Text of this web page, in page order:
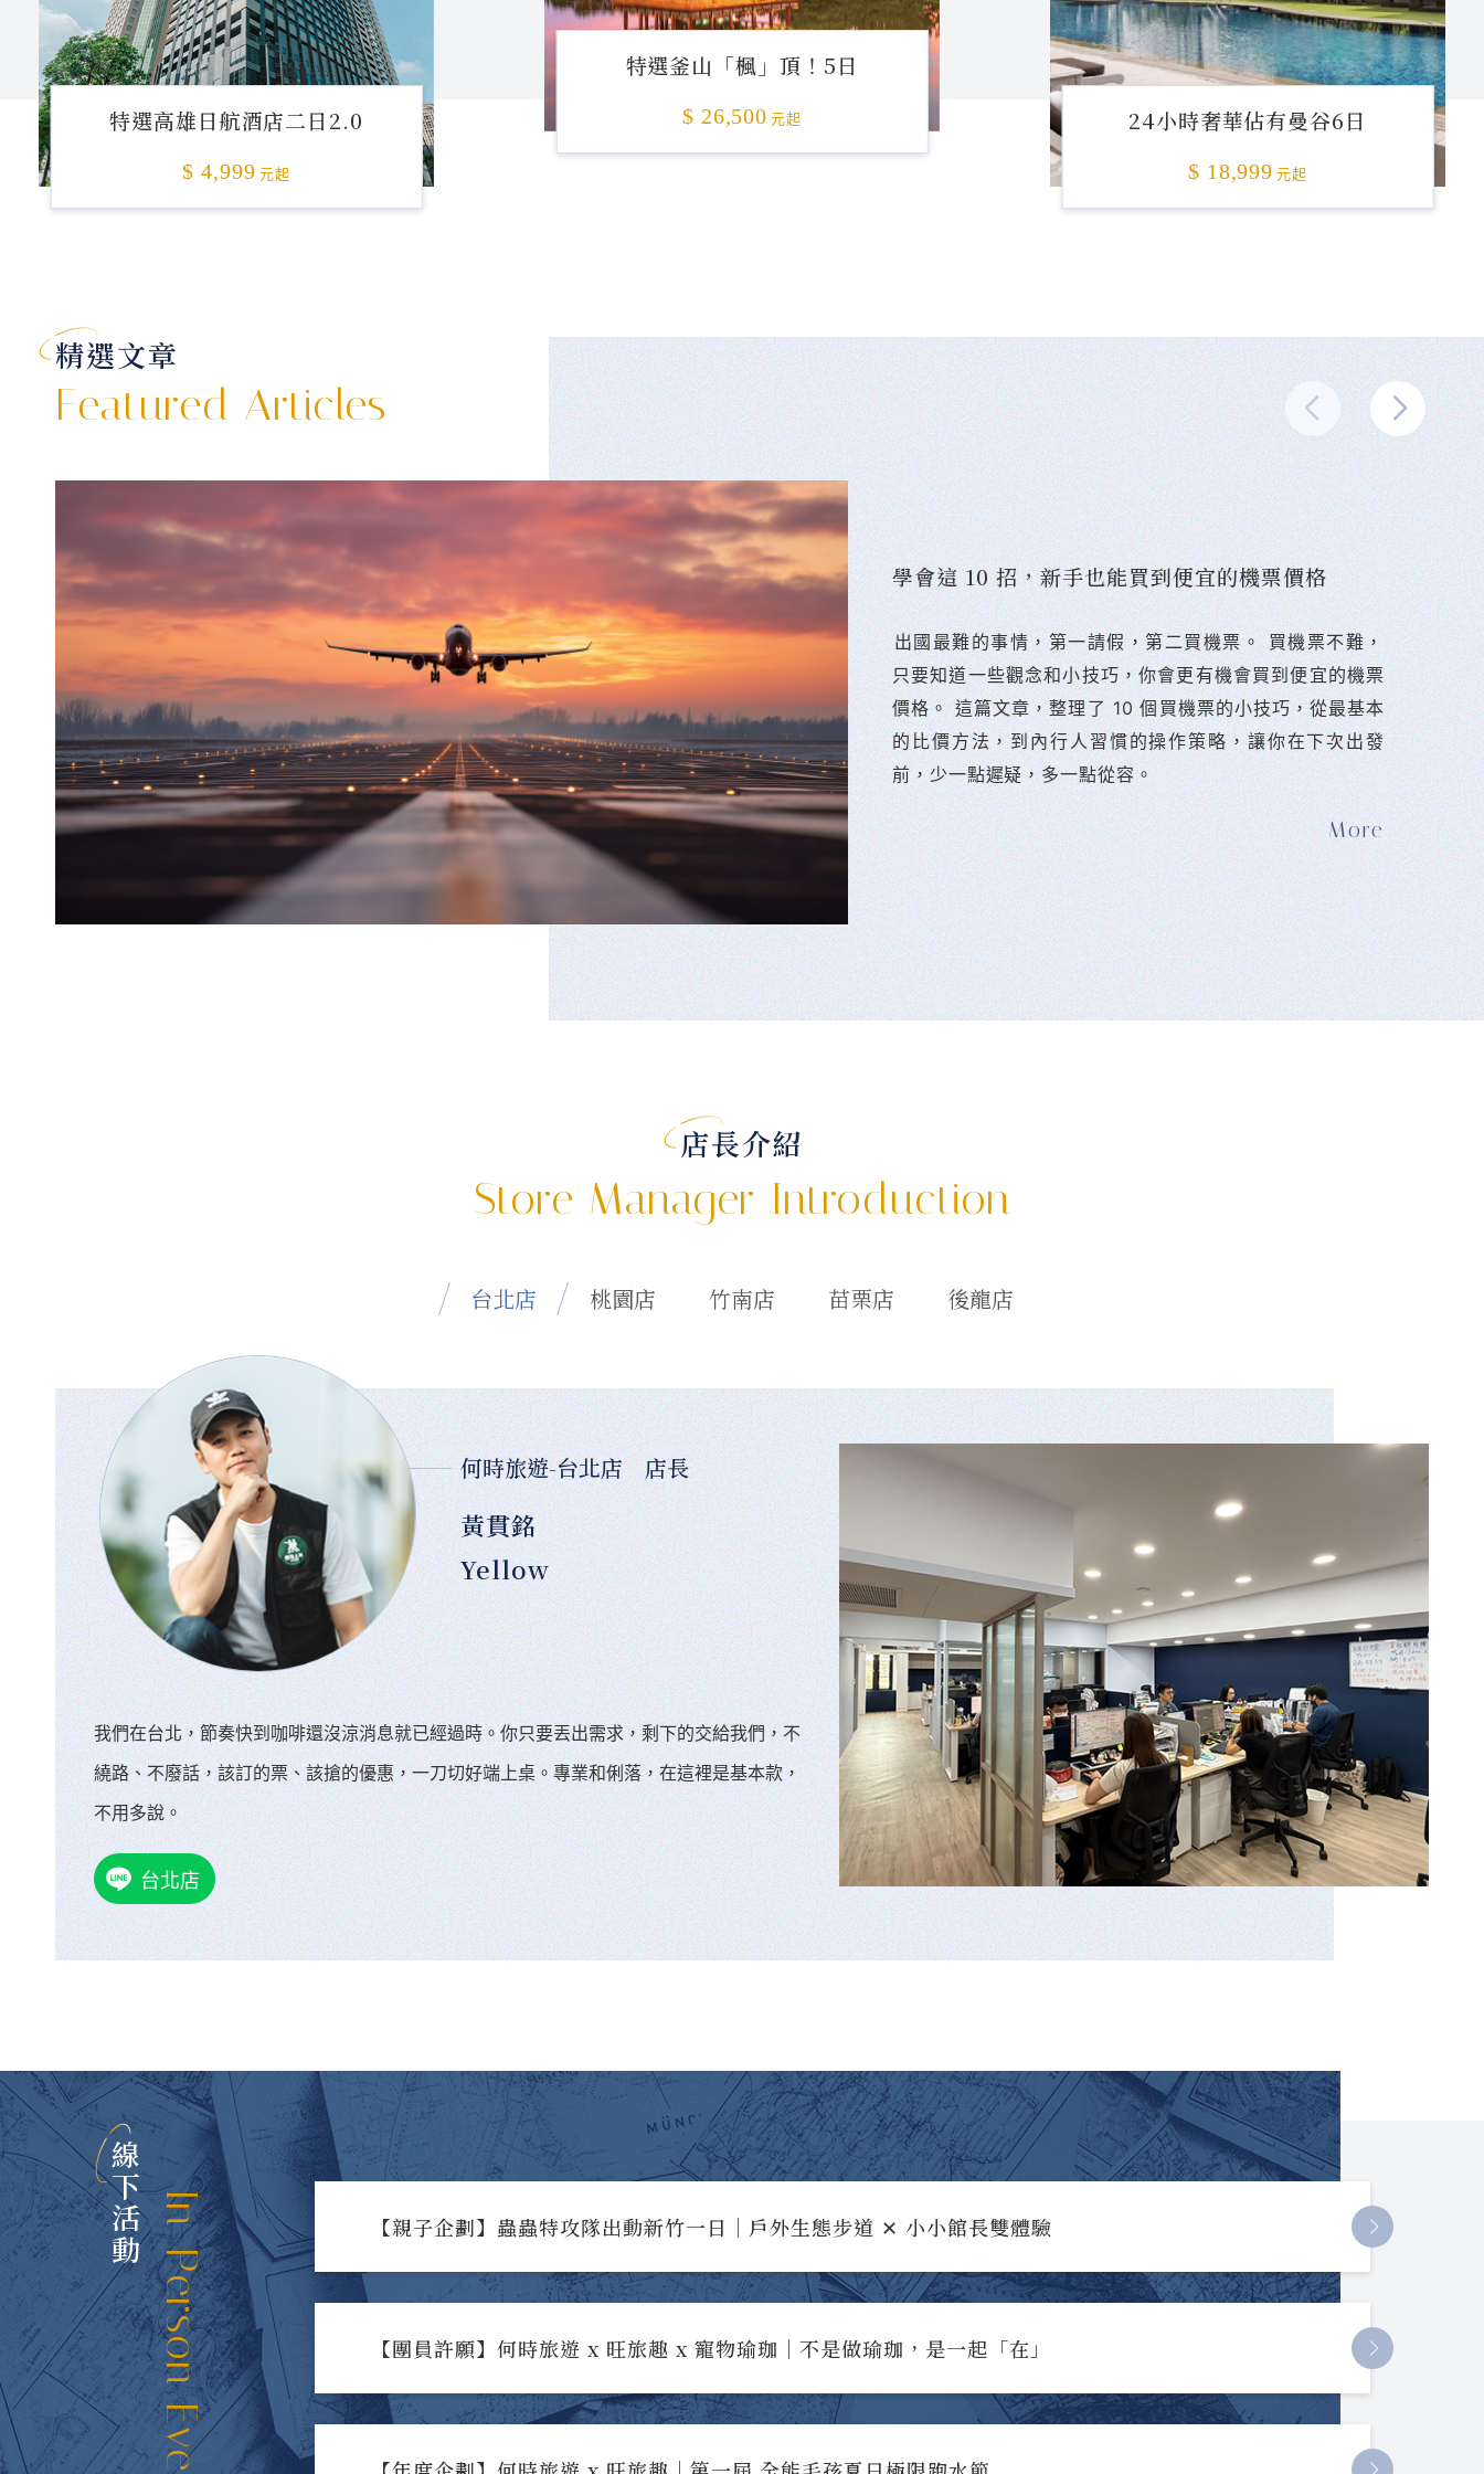
特選高雄日航酒店二日2.0
$ 4,999 元起
特選釜山「楓」頂！5日
$ 26,500 元起 24小時奢華佔有曼谷6日
$ 18,999 元起
精選文章
Featured Articles
學會這 10 招，新手也能買到便宜的機票價格
󠀠出國最難的事情，第一請假，第二買機票。 󠀠買機票不難，
只要知道一些觀念和小技巧，你會更有機會買到便宜的機票
價格。 這篇文章，整理了 10 個買機票的小技巧，從最基本
的比價方法，到內行人習慣的操作策略，讓你在下次出發
前，少一點遲疑，多一點從容。
店長介紹
Store Manager Introduction
台北店 桃園店 竹南店 苗栗店 後龍店
何時旅遊-台北店 店長
黃貫銘
Yellow
我們在台北，節奏快到咖啡還沒涼消息就已經過時。你只要丟出需求，剩下的交給我們，不
繞路、不廢話，該訂的票、該搶的優惠，一刀切好端上桌。專業和俐落，在這裡是基本款，
不用多說。
台北店
線下活動In-Person Events 【親子企劃】蟲蟲特攻隊出動新竹一日｜戶外生態步道 ✕ 小小館長雙體驗
【團員許願】何時旅遊 x 旺旅趣 x 寵物瑜珈｜不是做瑜珈，是一起「在」